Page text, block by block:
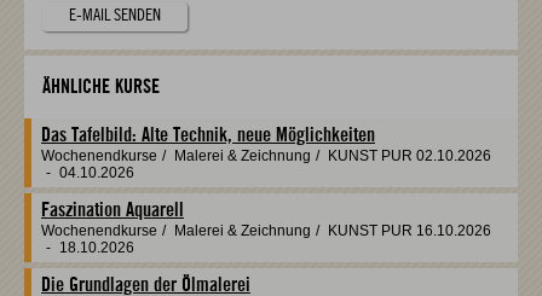
E-MAIL SENDEN
ÄHNLICHE KURSE
Das Tafelbild: Alte Technik, neue Möglichkeiten
Wochenendkurse / Malerei & Zeichnung / KUNST PUR 02.10.2026
- 04.10.2026
Faszination Aquarell
Wochenendkurse / Malerei & Zeichnung / KUNST PUR 16.10.2026
- 18.10.2026
Die Grundlagen der Ölmalerei